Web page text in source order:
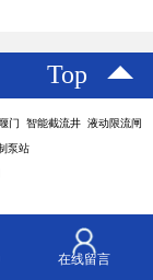
Top
门 智能截流井 液动限流闸
泵站
在线留言